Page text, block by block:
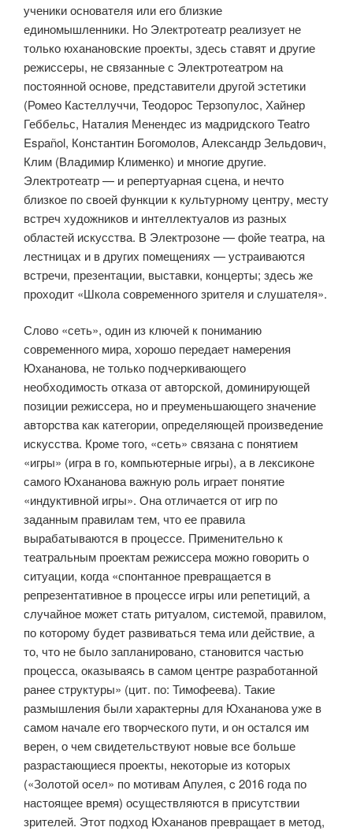
ученики основателя или его близкие
единомышленники. Но Электротеатр реализует не
только юханановские проекты, здесь ставят и другие
режиссеры, не связанные с Электротеатром на
постоянной основе, представители другой эстетики
(Ромео Кастеллуччи, Теодорос Терзопулос, Хайнер
Геббельс, Наталия Менендес из мадридского Teatro
Español, Константин Богомолов, Александр Зельдович,
Клим (Владимир Клименко) и многие другие.
Электротеатр — и репертуарная сцена, и нечто
близкое по своей функции к культурному центру, месту
встреч художников и интеллектуалов из разных
областей искусства. В Электрозоне — фойе театра, на
лестницах и в других помещениях — устраиваются
встречи, презентации, выставки, концерты; здесь же
проходит «Школа современного зрителя и слушателя».
Слово «сеть», один из ключей к пониманию
современного мира, хорошо передает намерения
Юхананова, не только подчеркивающего
необходимость отказа от авторской, доминирующей
позиции режиссера, но и преуменьшающего значение
авторства как категории, определяющей произведение
искусства. Кроме того, «сеть» связана с понятием
«игры» (игра в го, компьютерные игры), а в лексиконе
самого Юхананова важную роль играет понятие
«индуктивной игры». Она отличается от игр по
заданным правилам тем, что ее правила
вырабатываются в процессе. Применительно к
театральным проектам режиссера можно говорить о
ситуации, когда «спонтанное превращается в
репрезентативное в процессе игры или репетиций, а
случайное может стать ритуалом, системой, правилом,
по которому будет развиваться тема или действие, а
то, что не было запланировано, становится частью
процесса, оказываясь в самом центре разработанной
ранее структуры» (цит. по: Тимофеева). Такие
размышления были характерны для Юхананова уже в
самом начале его творческого пути, и он остался им
верен, о чем свидетельствуют новые все больше
разрастающиеся проекты, некоторые из которых
(«Золотой осел» по мотивам Апулея, c 2016 года по
настоящее время) осуществляются в присутствии
зрителей. Этот подход Юхананов превращает в метод,